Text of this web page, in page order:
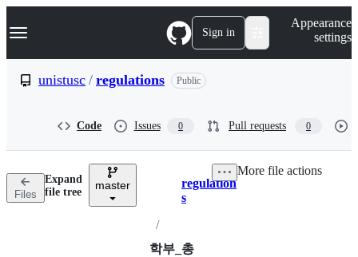
k
p
n
Navigation Menu Sign in
Appearance
settings
unistusc / regulations Public
Code Issues 0 Pull requests 0
Files
Expand
file tree
master Breadcrumbs
regulation
s
/
학부_총
More file actions